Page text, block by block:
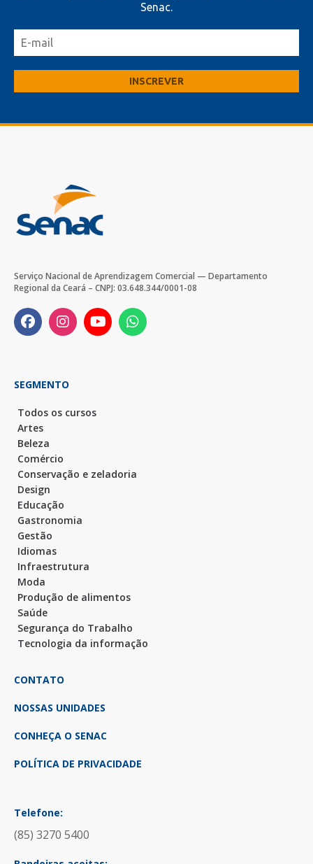
Senac.
Serviço Nacional de Aprendizagem Comercial — Departamento
Regional da Ceará – CNPJ: 03.648.344/0001-08
SEGMENTO
Todos os cursos
Artes
Beleza
Comércio
Conservação e zeladoria
Design
Educação
Gastronomia
Gestão
Idiomas
Infraestrutura
Moda
Produção de alimentos
Saúde
Segurança do Trabalho
Tecnologia da informação
CONTATO
NOSSAS UNIDADES
CONHEÇA O SENAC
POLÍTICA DE PRIVACIDADE
Telefone:
(85) 3270 5400